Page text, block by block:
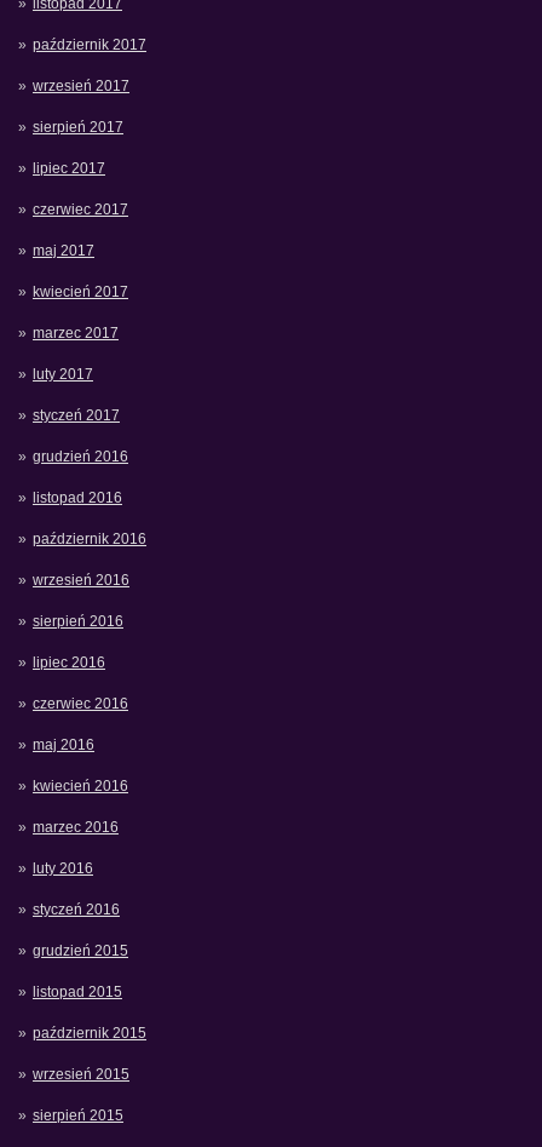
listopad 2017
październik 2017
wrzesień 2017
sierpień 2017
lipiec 2017
czerwiec 2017
maj 2017
kwiecień 2017
marzec 2017
luty 2017
styczeń 2017
grudzień 2016
listopad 2016
październik 2016
wrzesień 2016
sierpień 2016
lipiec 2016
czerwiec 2016
maj 2016
kwiecień 2016
marzec 2016
luty 2016
styczeń 2016
grudzień 2015
listopad 2015
październik 2015
wrzesień 2015
sierpień 2015